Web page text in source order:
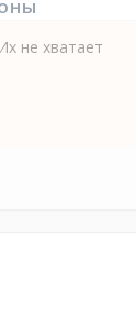
не хватает